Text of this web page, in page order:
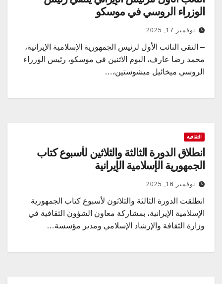
الوزراء الروسي في موسكو
نوفمبر 17, 2025
– التقى النائب الأول لرئيس الجمهورية الإسلامية الإيرانية،
محمد رضا عارف، اليوم الاثنين في موسكو، رئيس الوزراء
الروسي ميخائيل ميشوستين،…
الثقافية
انطلاق الدورة الثالثة والثلاثين لأسبوع كتاب
الجمهورية الإسلامية الإيرانية
نوفمبر 16, 2025
انطلقت الدورة الثالثة والثلاثون لأسبوع كتاب الجمهورية
الإسلامية الإيرانية، بمشاركة معاون الشؤون الثقافية في
وزارة الثقافة والإرشاد الإسلامي ومدير مؤسسة…